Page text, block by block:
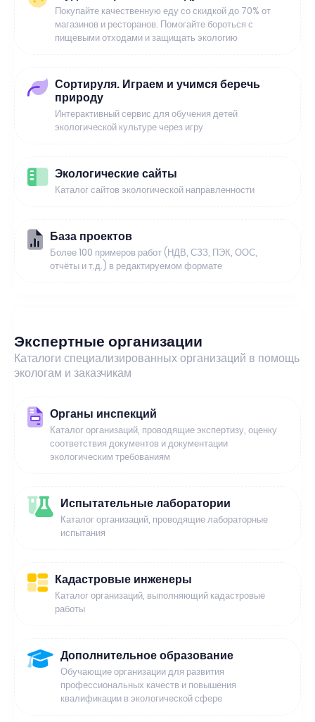
Покупайте качественную еду со скидкой до 70% от
магазинов и ресторанов. Помогайте бороться с
пищевыми отходами и защищать экологию
Сортируля. Играем и учимся беречь
природу
Интерактивный сервис для обучения детей
экологической культуре через игру
Экологические сайты
Каталог сайтов экологической направленности
База проектов
Более 100 примеров работ (НДВ, СЗЗ, ПЭК, ООС,
отчёты и т.д.) в редактируемом формате
Экспертные организации
Каталоги специализированных организаций в помощь
экологам и заказчикам
Органы инспекций
Каталог организаций, проводящие экспертизу, оценку
соответствия документов и документации
экологическим требованиям
Испытательные лаборатории
Каталог организаций, проводящие лабораторные
испытания
Кадастровые инженеры
Каталог организаций, выполняющий кадастровые
работы
Дополнительное образование
Обучающие организации для развития
профессиональных качеств и повышения
квалификации в экологической сфере